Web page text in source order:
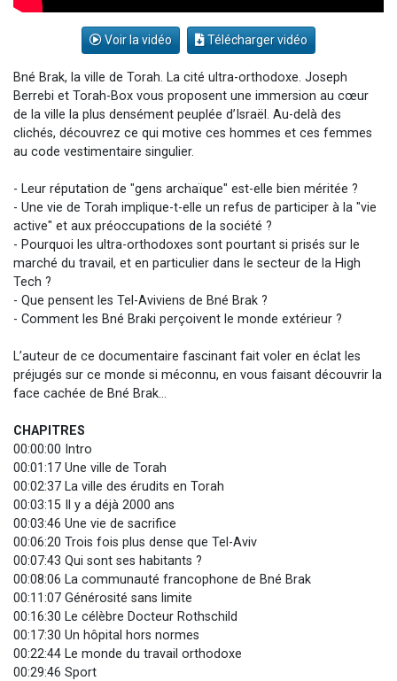
Voir la vidéo Télécharger vidéo
Bné Brak, la ville de Torah. La cité ultra-orthodoxe. Joseph
Berrebi et Torah-Box vous proposent une immersion au cœur
de la ville la plus densément peuplée d’Israël. Au-delà des
clichés, découvrez ce qui motive ces hommes et ces femmes
au code vestimentaire singulier.
- Leur réputation de "gens archaïque" est-elle bien méritée ?
- Une vie de Torah implique-t-elle un refus de participer à la "vie
active" et aux préoccupations de la société ?
- Pourquoi les ultra-orthodoxes sont pourtant si prisés sur le
marché du travail, et en particulier dans le secteur de la High
Tech ?
- Que pensent les Tel-Aviviens de Bné Brak ?
- Comment les Bné Braki perçoivent le monde extérieur ?
L’auteur de ce documentaire fascinant fait voler en éclat les
préjugés sur ce monde si méconnu, en vous faisant découvrir la
face cachée de Bné Brak…
CHAPITRES
00:00:00 Intro
00:01:17 Une ville de Torah
00:02:37 La ville des érudits en Torah
00:03:15 Il y a déjà 2000 ans
00:03:46 Une vie de sacrifice
00:06:20 Trois fois plus dense que Tel-Aviv
00:07:43 Qui sont ses habitants ?
00:08:06 La communauté francophone de Bné Brak
00:11:07 Générosité sans limite
00:16:30 Le célèbre Docteur Rothschild
00:17:30 Un hôpital hors normes
00:22:44 Le monde du travail orthodoxe
00:29:46 Sport